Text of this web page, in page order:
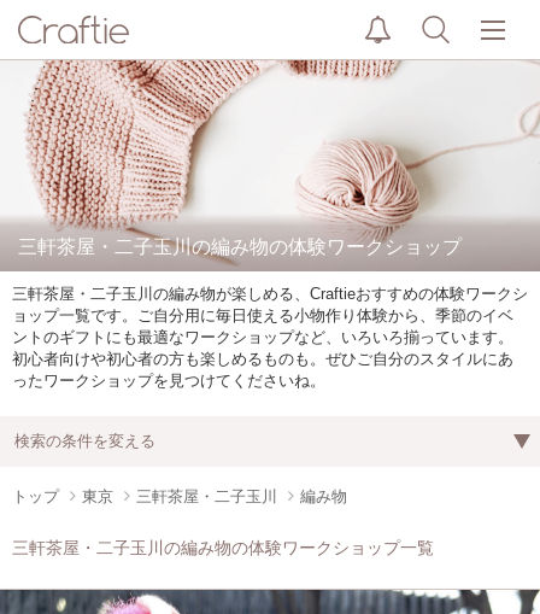
三軒茶屋・二子玉川の編み物の体験ワークショップ
三軒茶屋・二子玉川の編み物が楽しめる、Craftieおすすめの体験ワークシ
ョップ一覧です。ご自分用に毎日使える小物作り体験から、季節のイベ
ントのギフトにも最適なワークショップなど、いろいろ揃っています。
初心者向けや初心者の方も楽しめるものも。ぜひご自分のスタイルにあ
ったワークショップを見つけてくださいね。
検索の条件を変える
トップ 東京 三軒茶屋・二子玉川 編み物
三軒茶屋・二子玉川の編み物の体験ワークショップ一覧